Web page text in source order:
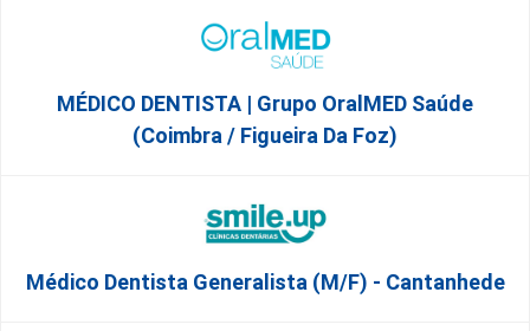
MÉDICO DENTISTA | Grupo OralMED Saúde
(Coimbra / Figueira Da Foz)
Médico Dentista Generalista (M/F) - Cantanhede